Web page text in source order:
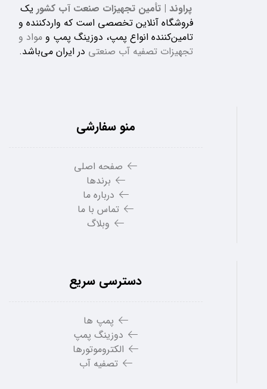
پراوند | تأمین تجهیزات صنعت آب کشور یک
فروشگاه آنلاین تخصصی است که واردکننده و
تامین‌کننده انواع پمپ، دوزینگ پمپ و مواد و
تجهیزات تصفیه آب صنعتی در ایران می‌باشد.
منو سفارشی
صفحه اصلی
برندها
درباره ما
تماس با ما
وبلاگ
دسترسی سریع
پمپ ها
دوزینگ پمپ
الکتروموتورها
تصفیه آب